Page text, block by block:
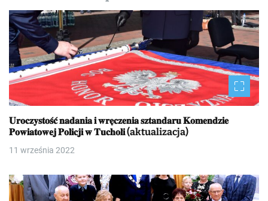
𝐔𝐫𝐨𝐜𝐳𝐲𝐬𝐭𝐨𝐬́𝐜́ 𝐧𝐚𝐝𝐚𝐧𝐢𝐚 𝐢 𝐰𝐫𝐞̨𝐜𝐳𝐞𝐧𝐢𝐚 𝐬𝐳𝐭𝐚𝐧𝐝𝐚𝐫𝐮 𝐊𝐨𝐦𝐞𝐧𝐝𝐳𝐢𝐞
𝐏𝐨𝐰𝐢𝐚𝐭𝐨𝐰𝐞𝐣 𝐏𝐨𝐥𝐢𝐜𝐣𝐢 𝐰 𝐓𝐮𝐜𝐡𝐨𝐥𝐢 (aktualizacja)
11 września 2022